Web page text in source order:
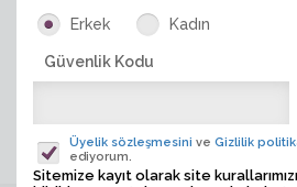
ÜYE ARA
Erkek Kadın
Güvenlik Kodu
Üyelik sözleşmesini ve Gizlilik
ediyorum.
Sitemize kayıt olarak site